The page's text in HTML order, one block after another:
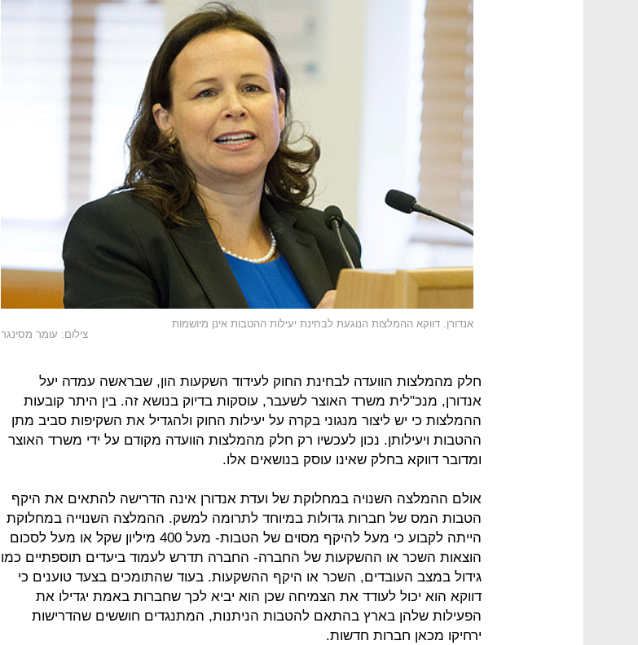
אנדורן. דווקא ההמלצות הנוגעת לבחינת יעילות ההטבות אינן מיושמות
צילום: עומר מסינגר
חלק מהמלצות הוועדה לבחינת החוק לעידוד השקעות הון, שבראשה עמדה יעל
אנדורן, מנכ"לית משרד האוצר לשעבר, עוסקות בדיוק בנושא זה. בין היתר קובעות
ההמלצות כי יש ליצור מנגוני בקרה על יעילות החוק ולהגדיל את השקיפות סביב מתן
ההטבות ויעילותן. נכון לעכשיו רק חלק מהמלצות הוועדה מקודם על ידי משרד האוצר
ומדובר דווקא בחלק שאינו עוסק בנושאים אלו.
אולם ההמלצה השנויה במחלוקת של ועדת אנדורן אינה הדרישה להתאים את היקף
הטבות המס של חברות גדולות במיוחד לתרומה למשק. ההמלצה השנוייה במחלוקת
הייתה לקבוע כי מעל להיקף מסוים של הטבות- מעל 400 מיליון שקל או מעל לסכום
הוצאות השכר או ההשקעות של החברה- החברה תדרש לעמוד ביעדים תוספתיים כמו
גידול במצב העובדים, השכר או היקף ההשקעות. בעוד שהתומכים בצעד טוענים כי
דווקא הוא יכול לעודד את הצמיחה שכן הוא יביא לכך שחברות באמת יגדילו את
הפעילות שלהן בארץ בהתאם להטבות הניתנות, המתנגדים חוששים שהדרישות
ירחיקו מכאן חברות חדשות.